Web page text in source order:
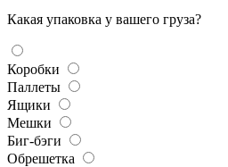
Какая упаковка у вашего груза?
Коробки
Паллеты
Ящики
Мешки
Биг-бэги
Обрешетка